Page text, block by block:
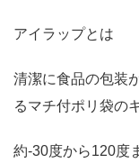
アイラップとは
清潔に食品の包装
るマチ付ポリ袋の
約-30度から120度